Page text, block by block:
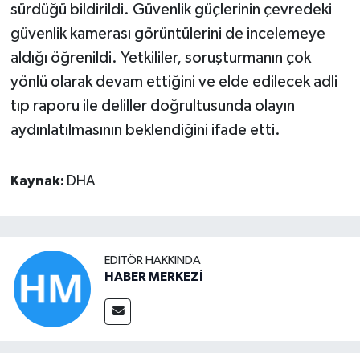
sürdüğü bildirildi. Güvenlik güçlerinin çevredeki
güvenlik kamerası görüntülerini de incelemeye
aldığı öğrenildi. Yetkililer, soruşturmanın çok
yönlü olarak devam ettiğini ve elde edilecek adli
tıp raporu ile deliller doğrultusunda olayın
aydınlatılmasının beklendiğini ifade etti.
Kaynak: DHA
EDITÖR HAKKINDA
HABER MERKEZİ